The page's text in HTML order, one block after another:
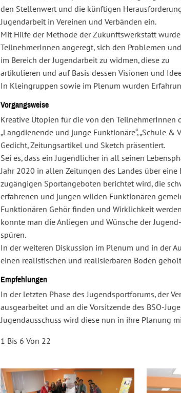
den Stellenwert und die künftigen
Jugendarbeit in Vereinen und Verbänden ein.
Mit Hilfe der Methode der Zukunftswerkstatt
TeilnehmerInnen angeregt, sich den Problemen
im Bereich der Jugendarbeit zu widmen, diese zu
artikulieren und auf Basis dessen Visionen und
In Kleingruppen sowie im Plenum wurden
Vorgangsweise
Kreative Utopien für die von den TeilnehmerInnen
„Langdienende und junge Funktionäre“, „Schule &
Gedicht, Zeitungsartikel und Sketch präsentiert.
Sei es, dass ein Jugendlicher in all seinen
Jahr 2020 in allen Zeitungen des Landes über
zugängigen Sportangeboten berichtet wird, die
erfahrenen und jungen wilden Funktionären
Funktionären Gehör finden und Wirklichkeit
konnte man die Anliegen und Wünsche der
spüren.
In der weiteren Diskussion im Plenum und in der
einen realistischen und realisierbaren Boden
Empfehlungen
In der letzten Phase des Jugendsportforums, der
ausgearbeitet und an die Vorsitzende des BSO-
Jugendausschuss wird diese nun in ihre Planung
1 Bis 6 Von 22